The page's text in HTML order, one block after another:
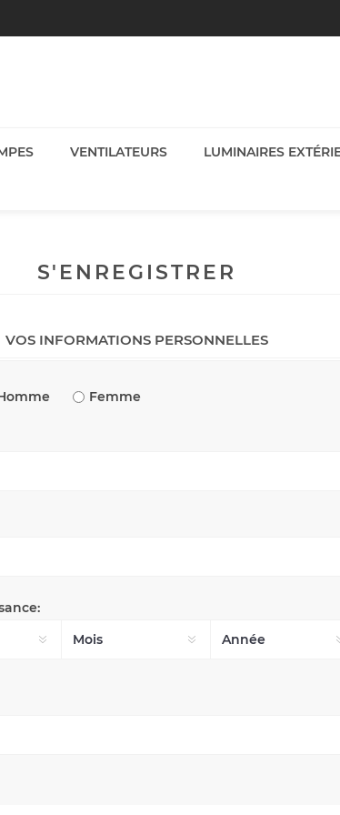
VENTILATEURS LUMINAIRES
S'ENREGISTRER
VOS INFORMATIONS PERSONNELLES
Femme